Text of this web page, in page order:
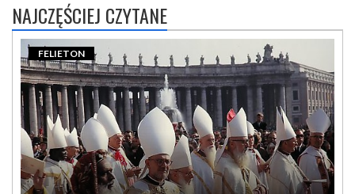
NAJCZĘŚCIEJ CZYTANE
FELIETON